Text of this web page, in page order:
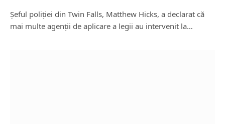
Șeful poliției din Twin Falls, Matthew Hicks, a declarat că
mai multe agenții de aplicare a legii au intervenit la…